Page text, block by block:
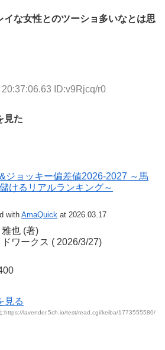
イな女性とのツーショ多いなとは思
ID:v9Rjcq/r0
見た
ジョッキー偏差値2026-2027 ～馬
けるリアルランキング～
with AmaQuick at 2026.03.17
也 (著)
ドワークス (‎ 2026/3/27)
見る
:https://lavender.5ch.io/test/read.cgi/keiba/1773555580/